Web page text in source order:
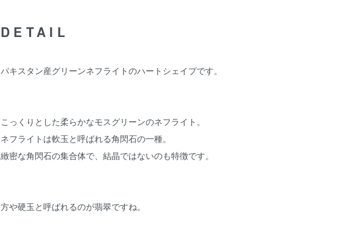
DETAIL
パキスタン産グリーンネフライトのハートシェイプです。
こっくりとした柔らかなモスグリーンのネフライト。
ネフライトは軟玉と呼ばれる角閃石の一種。
緻密な角閃石の集合体で、結晶ではないのも特徴です。
方や硬玉と呼ばれるのが翡翠ですね。